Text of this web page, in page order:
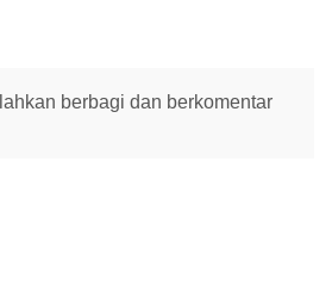
berbagi dan berkomentar